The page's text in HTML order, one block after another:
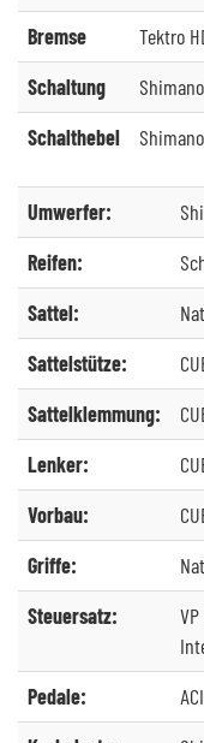
Bremse
Tektro
Schaltung
Schalthebel
Umwerfer:
Reifen:
Sattel:
Sattelstütze:
Sattelklemmung:
Lenker:
Vorbau:
Griffe:
Steuersatz:
Pedale: